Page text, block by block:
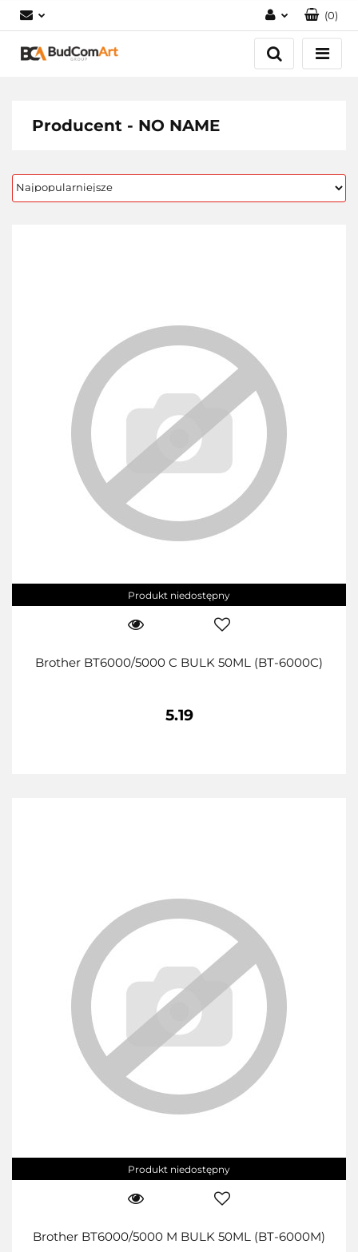
Zaloguj się
Zgody cookies
(0)
Producent - NO NAME
Produkt niedostępny
Brother BT6000/5000 C BULK 50ML (BT-6000C)
5.19
Produkt niedostępny
Brother BT6000/5000 M BULK 50ML (BT-6000M)